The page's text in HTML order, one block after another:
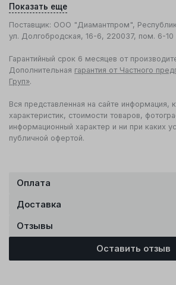
Показать еще
Поставщик: ООО "Диамантпром",
ул. Долгобродская, 16-6, 220037, пом. 6-10
Гарантийный срок 6 месяцев от
Дополнительная гарантия от Частного
Груп».
Вся представленная на сайте информация,
характеристик, стоимости товаров,
информационный характер и ни при каких
публичной офертой.
Оплата
Доставка
Отзывы
Оставить отзыв